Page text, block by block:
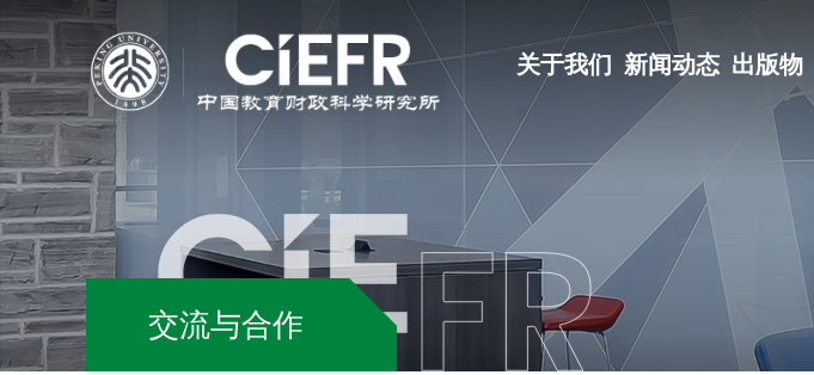
关于我们 新闻动态 出版物
交流与合作